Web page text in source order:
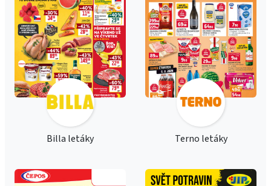
Billa letáky Terno letáky